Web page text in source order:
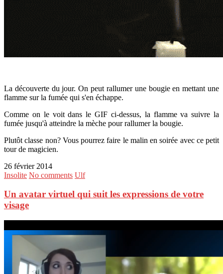
La découverte du jour. On peut rallumer une bougie en mettant une
flamme sur la fumée qui s'en échappe.
Comme on le voit dans le GIF ci-dessus, la flamme va suivre la
fumée jusqu'à atteindre la mèche pour rallumer la bougie.
Plutôt classe non? Vous pourrez faire le malin en soirée avec ce petit
tour de magicien.
26 février 2014
Insolite No comments Ulf
Un avatar virtuel qui suit les expressions de votre
visage